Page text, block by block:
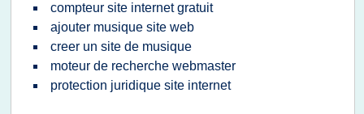
compteur site internet gratuit
ajouter musique site web
creer un site de musique
moteur de recherche webmaster
protection juridique site internet